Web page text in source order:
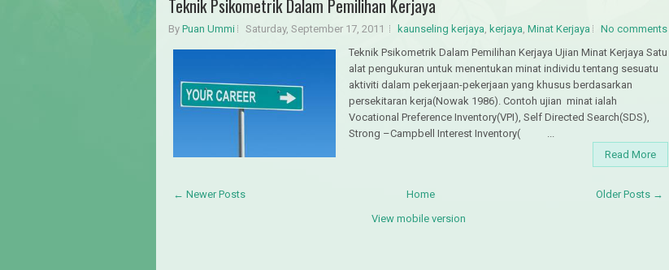
Teknik Psikometrik Dalam Pemilihan Kerjaya
By Puan Ummi Saturday, September 17, 2011 kaunseling kerjaya kerjaya Minat Kerjaya
No comments
Teknik Psikometrik Dalam Pemilihan Kerjaya Ujian Minat Kerjaya Satu
alat pengukuran untuk menentukan minat individu tentang sesuatu
aktiviti dalam pekerjaan-pekerjaan yang khusus berdasarkan
persekitaran kerja(Nowak 1986). Contoh ujian minat ialah
Vocational Preference Inventory(VPI), Self Directed Search(SDS),
Strong –Campbell Interest Inventory( ...
Read More
← Newer Posts Older Posts →
Home
View mobile version